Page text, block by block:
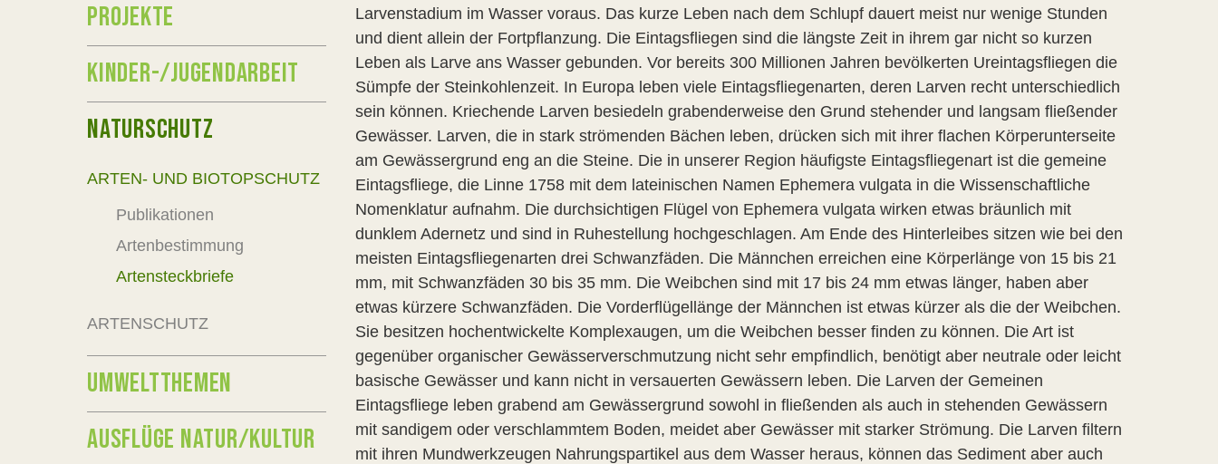
Larvenstadium im Wasser voraus. Das kurze Leben nach dem Schlupf dauert meist nur wenige Stunden
und dient allein der Fortpflanzung. Die Eintagsfliegen sind die längste Zeit in ihrem gar nicht so kurzen
Leben als Larve ans Wasser gebunden. Vor bereits 300 Millionen Jahren bevölkerten Ureintagsfliegen die
Sümpfe der Steinkohlenzeit. In Europa leben viele Eintagsfliegenarten, deren Larven recht unterschiedlich
sein können. Kriechende Larven besiedeln grabenderweise den Grund stehender und langsam fließender
Gewässer. Larven, die in stark strömenden Bächen leben, drücken sich mit ihrer flachen Körperunterseite
am Gewässergrund eng an die Steine. Die in unserer Region häufigste Eintagsfliegenart ist die gemeine
Eintagsfliege, die Linne 1758 mit dem lateinischen Namen Ephemera vulgata in die Wissenschaftliche
Nomenklatur aufnahm. Die durchsichtigen Flügel von Ephemera vulgata wirken etwas bräunlich mit
dunklem Adernetz und sind in Ruhestellung hochgeschlagen. Am Ende des Hinterleibes sitzen wie bei den
meisten Eintagsfliegenarten drei Schwanzfäden. Die Männchen erreichen eine Körperlänge von 15 bis 21
mm, mit Schwanzfäden 30 bis 35 mm. Die Weibchen sind mit 17 bis 24 mm etwas länger, haben aber
etwas kürzere Schwanzfäden. Die Vorderflügellänge der Männchen ist etwas kürzer als die der Weibchen.
Sie besitzen hochentwickelte Komplexaugen, um die Weibchen besser finden zu können. Die Art ist
gegenüber organischer Gewässerverschmutzung nicht sehr empfindlich, benötigt aber neutrale oder leicht
basische Gewässer und kann nicht in versauerten Gewässern leben. Die Larven der Gemeinen
Eintagsfliege leben grabend am Gewässergrund sowohl in fließenden als auch in stehenden Gewässern
mit sandigem oder verschlammtem Boden, meidet aber Gewässer mit starker Strömung. Die Larven filtern
mit ihren Mundwerkzeugen Nahrungspartikel aus dem Wasser heraus, können das Sediment aber auch
PROJEKTE
KINDER-/JUGENDARBEIT
NATURSCHUTZ
ARTEN- UND BIOTOPSCHUTZ
Publikationen
Artenbestimmung
Artensteckbriefe
ARTENSCHUTZ
UMWELTTHEMEN
AUSFLÜGE NATUR/KULTUR